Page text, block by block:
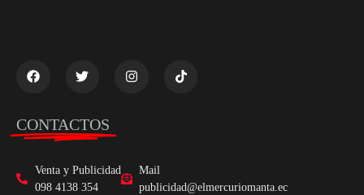
CONTACTOS
Venta y Publicidad
098 4138 354
Mail
publicidad@elmercuriomanta.ec